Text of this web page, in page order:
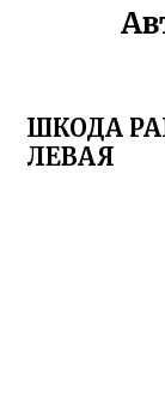
ШКОДА
ЛЕВАЯ